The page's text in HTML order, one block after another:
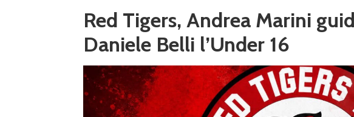
Red Tigers, Andrea Marini
Daniele Belli l’Under 16